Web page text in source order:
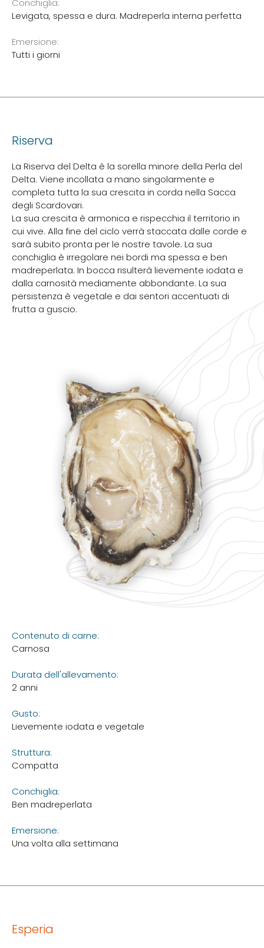
Conchiglia:
Levigata, spessa e dura. Madreperla interna perfetta
Emersione:
Tutti i giorni
Riserva
La Riserva del Delta è la sorella minore della Perla del
Delta. Viene incollata a mano singolarmente e
completa tutta la sua crescita in corda nella Sacca
degli Scardovari.
La sua crescita è armonica e rispecchia il territorio in
cui vive. Alla fine del ciclo verrà staccata dalle corde e
sarà subito pronta per le nostre tavole. La sua
conchiglia è irregolare nei bordi ma spessa e ben
madreperlata. In bocca risulterà lievemente iodata e
dalla carnosità mediamente abbondante. La sua
persistenza è vegetale e dai sentori accentuati di
frutta a guscio.
Contenuto di carne:
Carnosa
Durata dell'allevamento:
2 anni
Gusto:
Lievemente iodata e vegetale
Struttura:
Compatta
Conchiglia:
Ben madreperlata
Emersione:
Una volta alla settimana
Esperia